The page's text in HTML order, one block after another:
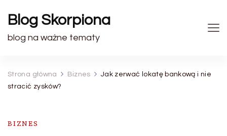
Blog Skorpiona
blog na ważne tematy
Strona główna Biznes
Jak zerwać lokatę bankową i nie
stracić zysków?
BIZNES